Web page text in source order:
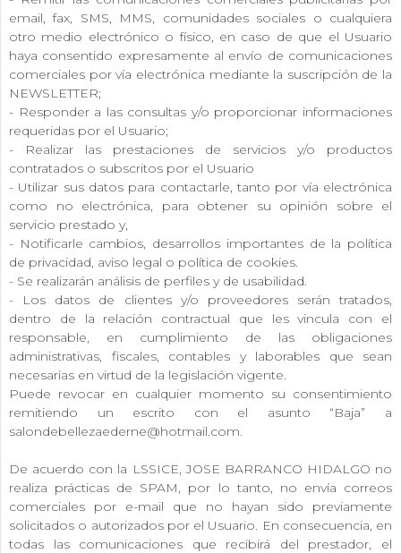
email, fax, SMS, MMS, comunidades sociales o cualquiera
otro medio electrónico o físico, en caso de que el Usuario
haya consentido expresamente al envío de comunicaciones
comerciales por vía electrónica mediante la suscripción de la
NEWSLETTER;
- Responder a las consultas y/o proporcionar informaciones
requeridas por el Usuario;
- Realizar las prestaciones de servicios y/o productos
contratados o subscritos por el Usuario
- Utilizar sus datos para contactarle, tanto por vía electrónica
como no electrónica, para obtener su opinión sobre el
servicio prestado y,
- Notificarle cambios, desarrollos importantes de la política
de privacidad, aviso legal o política de cookies.
- Se realizarán análisis de perfiles y de usabilidad.
- Los datos de clientes y/o proveedores serán tratados,
dentro de la relación contractual que les vincula con el
responsable, en cumplimiento de las obligaciones
administrativas, fiscales, contables y laborables que sean
necesarias en virtud de la legislación vigente.
Puede revocar en cualquier momento su consentimiento
remitiendo un escrito con el asunto “Baja” a
salondebellezaederne@hotmail.com.
De acuerdo con la LSSICE, JOSE BARRANCO HIDALGO no
realiza prácticas de SPAM, por lo tanto, no envía correos
comerciales por e-mail que no hayan sido previamente
solicitados o autorizados por el Usuario. En consecuencia, en
todas las comunicaciones que recibirá del prestador, el